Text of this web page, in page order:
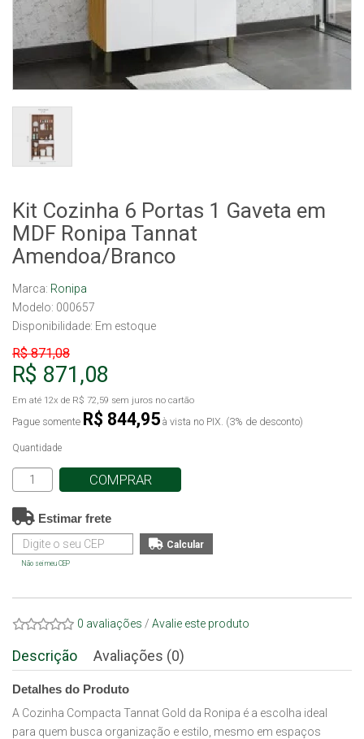
Kit Cozinha 6 Portas 1 Gaveta em
MDF Ronipa Tannat
Amendoa/Branco
Marca: Ronipa
Modelo: 000657
Disponibilidade: Em estoque
R$ 871,08
R$ 871,08
Em até 12x de R$ 72,59 sem juros no cartão
Pague somente R$ 844,95 à vista no PIX. (3% de desconto)
Quantidade
COMPRAR
Estimar frete
Não sei meu CEP
0 avaliações / Avalie este produto
Descrição Avaliações (0)
Detalhes do Produto
A Cozinha Compacta Tannat Gold da Ronipa é a escolha ideal
para quem busca organização e estilo, mesmo em espaços